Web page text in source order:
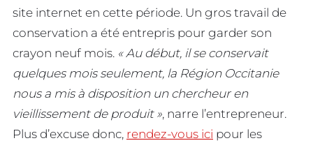
site internet en cette période. Un gros travail de
conservation a été entrepris pour garder son
crayon neuf mois. « Au début, il se conservait
quelques mois seulement, la Région Occitanie
nous a mis à disposition un chercheur en
vieillissement de produit », narre l’entrepreneur.
Plus d’excuse donc, rendez-vous ici pour les